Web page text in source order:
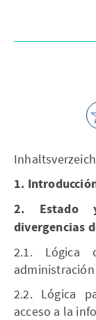
1.
2. Estado
divergencias
2.1. Lógica
2.2. Lógica
acceso a la